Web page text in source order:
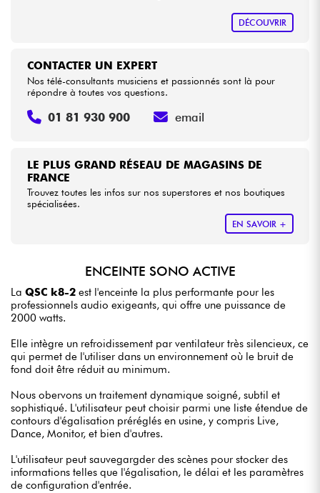
DÉCOUVRIR
LE PLUS GRAND RÉSEAU DE MAGASINS DE
FRANCE
Trouvez toutes les infos sur nos superstores et nos boutiques
spécialisées.
EN SAVOIR +
CONTACTER UN EXPERT
Nos télé-consultants musiciens et passionnés sont là pour
répondre à toutes vos questions.
01 81 930 900 email
ENCEINTE SONO ACTIVE
La QSC k8-2 est l'enceinte la plus performante pour les
professionnels audio exigeants, qui offre une puissance de
2000 watts.
Elle intègre un refroidissement par ventilateur très silencieux, ce
qui permet de l'utiliser dans un environnement où le bruit de
fond doit être réduit au minimum.
Nous obervons un traitement dynamique soigné, subtil et
sophistiqué. L'utilisateur peut choisir parmi une liste étendue de
contours d'égalisation préréglés en usine, y compris Live,
Dance, Monitor, et bien d'autres.
L'utilisateur peut sauvegargder des scènes pour stocker des
informations telles que l'égalisation, le délai et les paramètres
de configuration d'entrée.